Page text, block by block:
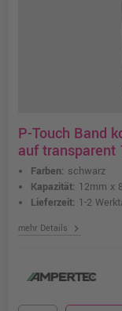
P-Touch Band
auf
Farben: schwarz
Kapazität: 12mm x
Lieferzeit: 1-2
mehr Details chevron_right